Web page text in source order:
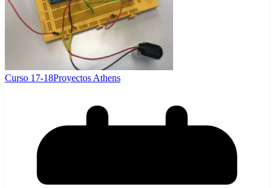
Curso 17-18Proyectos Athens